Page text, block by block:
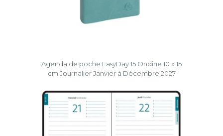
Agenda de poche EasyDay 15 Ondine 10 x 15
cm Journalier Janvier à Décembre 2027